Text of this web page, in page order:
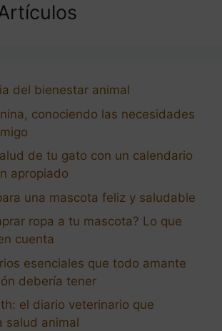
del bienestar animal
conociendo las necesidades
de tu gato con un calendario
apropiado
una mascota feliz y saludable
ropa a tu mascota? Lo que
cuenta
esenciales que todo amante
debería tener
el diario veterinario que
salud animal